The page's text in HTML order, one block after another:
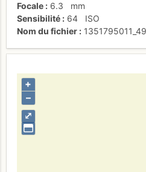
Focale
6.3
mm
Sensibilité
64
ISO
Nom du fichier
⤢
+
–